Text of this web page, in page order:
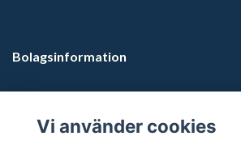
Bolagsinformation
Vi använder cookies